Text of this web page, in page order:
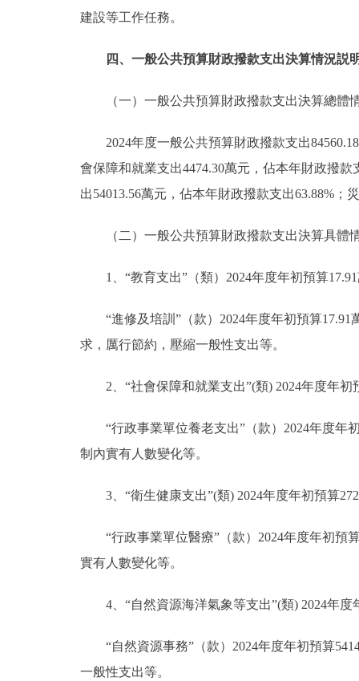
建設等工作任務。
四、一般公共預算財政撥款支出決算情況説
（一）一般公共預算財政撥款支出決算總體
2024年度一般公共預算財政撥款支出
會保障和就業支出4474.30萬元，佔本年財政撥
出54013.56萬元，佔本年財政撥款支出63.88%；
（二）一般公共預算財政撥款支出決算具體
1、“教育支出”（類）2024年度年初預算
“進修及培訓”（款）2024年度年初預算
求，厲行節約，壓縮一般性支出等。
2、“社會保障和就業支出”(類) 2024年度年
“行政事業單位養老支出”（款）2024年度年
制內實有人數變化等。
3、“衛生健康支出”(類) 2024年度年初預算
“行政事業單位醫療”（款）2024年度年初預
實有人數變化等。
4、“自然資源海洋氣象等支出”(類) 2024年
“自然資源事務”（款）2024年度年初預算
一般性支出等。